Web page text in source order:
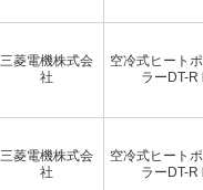
三菱電機株式会
社
空冷式ヒート
ラーDT-
三菱電機株式会
社
空冷式ヒート
ラーDT-